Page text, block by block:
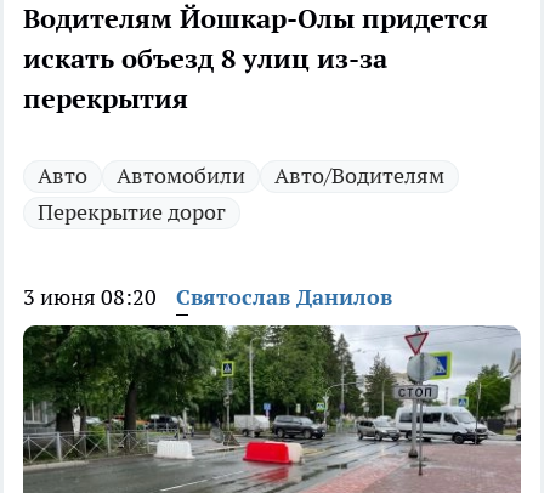
Водителям Йошкар-Олы придется
искать объезд 8 улиц из-за
перекрытия
Авто Автомобили
Авто/Водителям
Перекрытие дорог
3 июня 08:20 Святослав Данилов